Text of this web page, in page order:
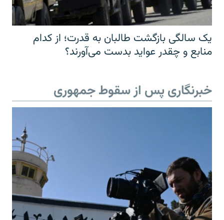
یک سالگی بازگشت طالبان به قدرت؛ از کدام
منابع و چقدر عواید بدست می‌آورند؟
خبرنگاری پس از سقوط جمهوری